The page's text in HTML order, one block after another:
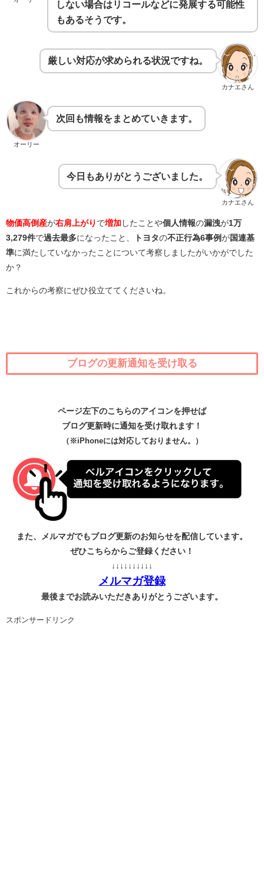
しない場合はリコールなどに発展する可能性
もあるそうです。
カナエさん
厳しい対応が求められる状況ですね。
オーリー
次回も情報をまとめていきます。
カナエさん
今日もありがとうございました。
物価高倒産が右肩上がり で増加 したことや個人情報の漏洩が1万
3,279件で過去最多になったこと、 トヨタの不正行為6事例が国連基
準に満たしていなかったことについて考察しましたがいかがでした
か？
これからの考察にぜひ役立ててくださいね。
ブログの更新通知を受け取る
ページ左下のこちらのアイコンを押せば
ブログ更新時に通知を受け取れます！
（※iPhoneには対応しておりません。）
また、メルマガでもブログ更新のお知らせを配信しています。
ぜひこちらからご登録ください！
↓↓↓↓↓↓↓↓↓↓
メルマガ登録
最後までお読みいただきありがとうございます。
スポンサードリンク